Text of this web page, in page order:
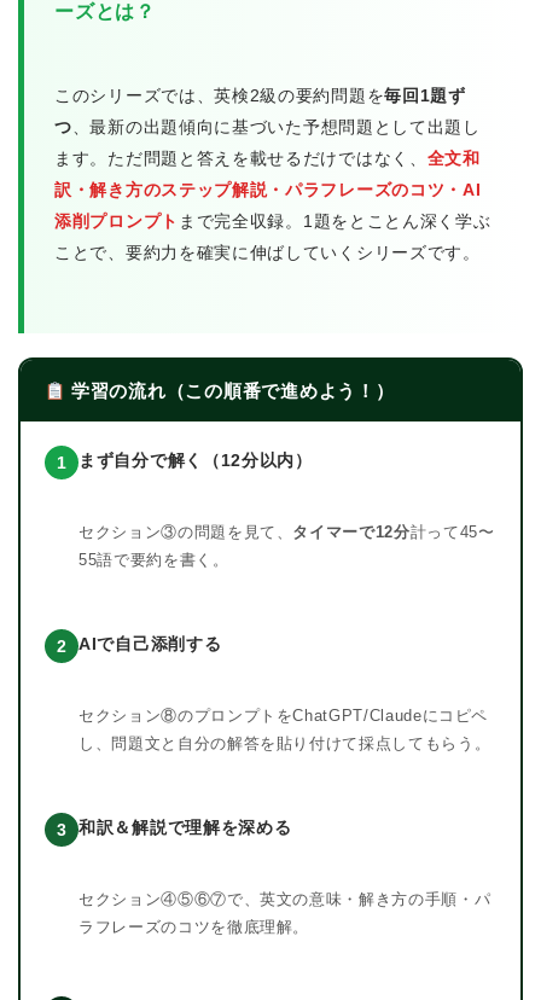
ーズとは？
このシリーズでは、英検2級の要約問題を毎回1題ず
つ 、最新の出題傾向に基づいた予想問題として出題し
ます。ただ問題と答えを載せるだけではなく、 全文和
訳・解き方のステップ解説・パラフレーズのコツ・AI
添削プロンプト まで完全収録。1題をとことん深く学ぶ
ことで、要約力を確実に伸ばしていくシリーズです。
学習の流れ（この順番で進めよう！）
1 まず自分で解く（12分以内）
セクション③の問題を見て、 タイマーで12分計って45〜
55語で要約を書く。
2 AIで自己添削する
セクション⑧のプロンプトをChatGPT/Claudeにコピペ
し、問題文と自分の解答を貼り付けて採点してもらう。
3 和訳＆解説で理解を深める
セクション④⑤⑥⑦で、英文の意味・解き方の手順・パ
ラフレーズのコツを徹底理解。